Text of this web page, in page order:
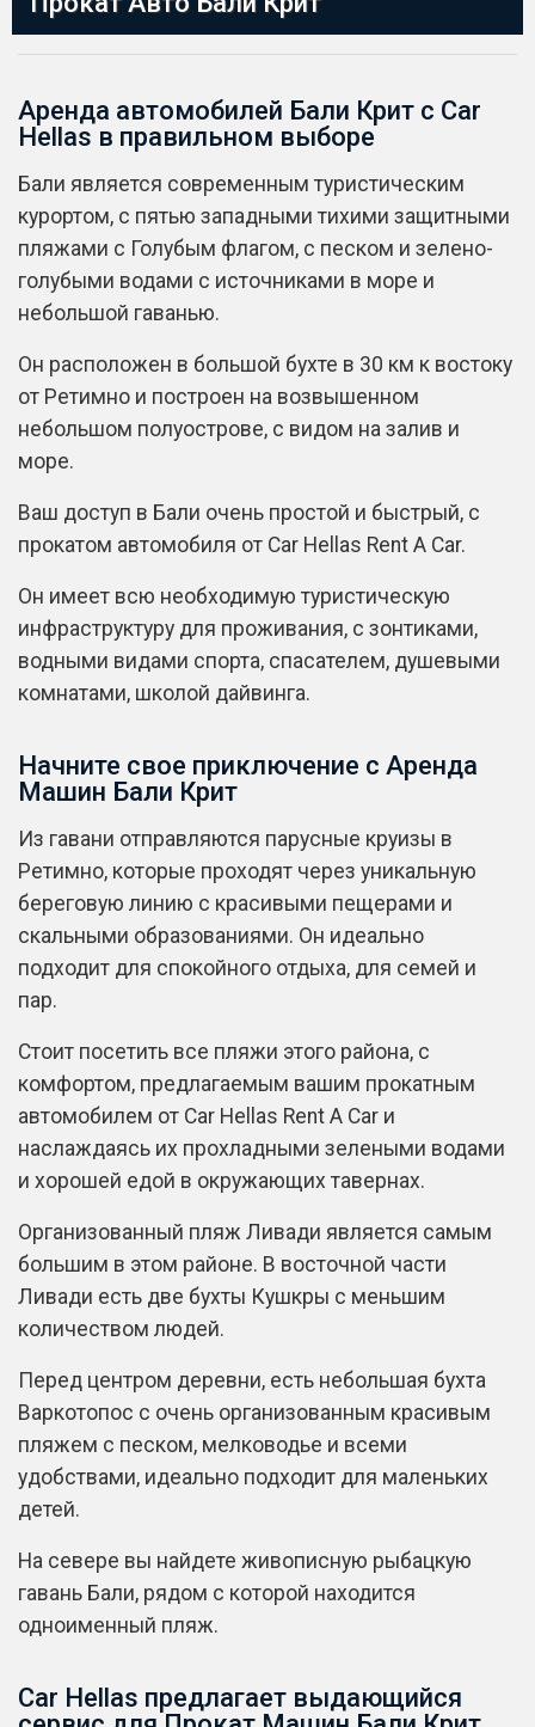
Аренда автомобилей Бали Крит с Car
Hellas в правильном выборе
Бали является современным туристическим
курортом, с пятью западными тихими защитными
пляжами с Голубым флагом, с песком и зелено-
голубыми водами с источниками в море и
небольшой гаванью.
Он расположен в большой бухте в 30 км к востоку
от Ретимно и построен на возвышенном
небольшом полуострове, с видом на залив и
море.
Ваш доступ в Бали очень простой и быстрый, с
прокатом автомобиля от Car Hellas Rent A Car.
Он имеет всю необходимую туристическую
инфраструктуру для проживания, с зонтиками,
водными видами спорта, спасателем, душевыми
комнатами, школой дайвинга.
Начните свое приключение с Аренда
Машин Бали Крит
Из гавани отправляются парусные круизы в
Ретимно, которые проходят через уникальную
береговую линию с красивыми пещерами и
скальными образованиями. Он идеально
подходит для спокойного отдыха, для семей и
пар.
Стоит посетить все пляжи этого района, с
комфортом, предлагаемым вашим прокатным
автомобилем от Car Hellas Rent A Car и
наслаждаясь их прохладными зелеными водами
и хорошей едой в окружающих тавернах.
Организованный пляж Ливади является самым
большим в этом районе. В восточной части
Ливади есть две бухты Кушкры с меньшим
количеством людей.
Перед центром деревни, есть небольшая бухта
Варкотопос с очень организованным красивым
пляжем с песком, мелководье и всеми
удобствами, идеально подходит для маленьких
детей.
На севере вы найдете живописную рыбацкую
гавань Бали, рядом с которой находится
одноименный пляж.
Car Hellas предлагает выдающийся